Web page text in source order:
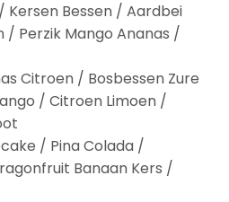
Kersen Bessen / Aardbei
/ Perzik Mango Ananas /
Citroen / Bosbessen Zure
/ Citroen Limoen /
/ Pina Colada /
Banaan Kers /